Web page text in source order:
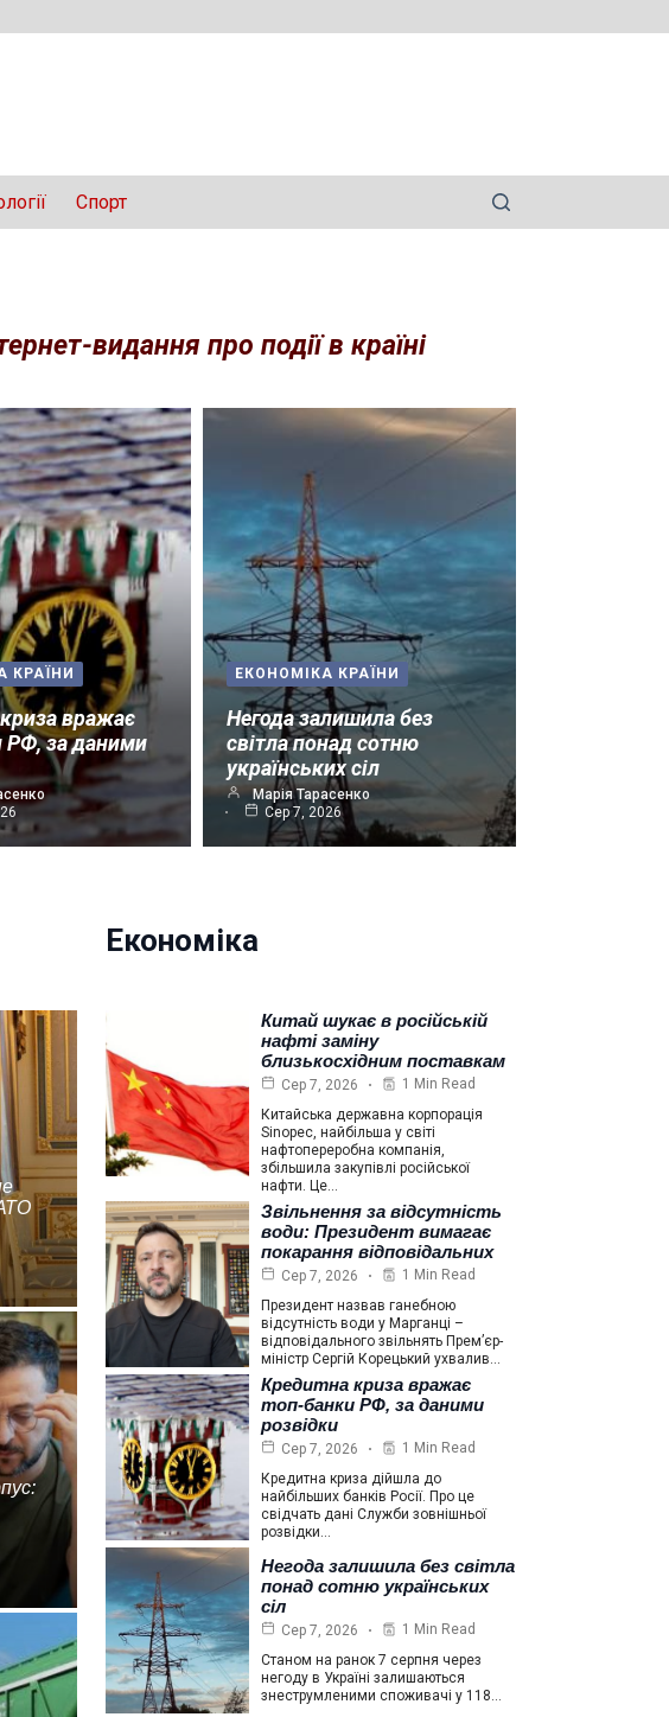
Спорт
видання про події в країні
КРАЇНИ
вражає
РФ, за даними
ЕКОНОМІКА КРАЇНИ
Негода залишила без
світла понад сотню
українських сіл
Марія Тарасенко
Сер 7, 2026
Економіка
Китай шукає в російській
нафті заміну
близькосхідним поставкам
Сер 7, 2026
1 Min Read
Китайська державна корпорація
Sinopec, найбільша у світі
нафтопереробна компанія,
збільшила закупівлі російської
нафти. Це…
Звільнення за відсутність
води: Президент вимагає
покарання відповідальних
Сер 7, 2026
1 Min Read
Президент назвав ганебною
відсутність води у Марганці –
відповідального звільнять Прем’єр-
міністр Сергій Корецький ухвалив…
Кредитна криза вражає
топ-банки РФ, за даними
розвідки
Сер 7, 2026
1 Min Read
Кредитна криза дійшла до
найбільших банків Росії. Про це
свідчать дані Служби зовнішньої
розвідки…
Негода залишила без світла
понад сотню українських
сіл
Сер 7, 2026
1 Min Read
Станом на ранок 7 серпня через
негоду в Україні залишаються
знеструмленими споживачі у 118…